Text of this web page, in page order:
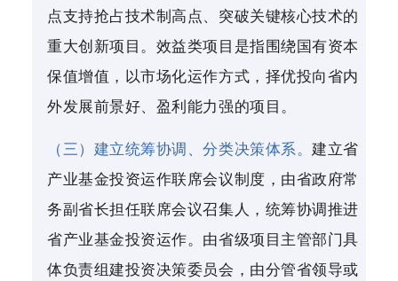
点支持抢占技术制高点、突破关键核心技术的
重大创新项目。效益类项目是指围绕国有资本
保值增值，以市场化运作方式，择优投向省内
外发展前景好、盈利能力强的项目。
（三）建立统筹协调、分类决策体系。建立省
产业基金投资运作联席会议制度，由省政府常
务副省长担任联席会议召集人，统筹协调推进
省产业基金投资运作。由省级项目主管部门具
体负责组建投资决策委员会，由分管省领导或